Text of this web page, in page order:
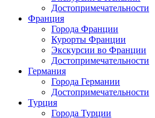
Достопримечательности
Франция
Города Франции
Курорты Франции
Экскурсии во Франции
Достопримечательности
Германия
Города Германии
Достопримечательности
Турция
Города Турции